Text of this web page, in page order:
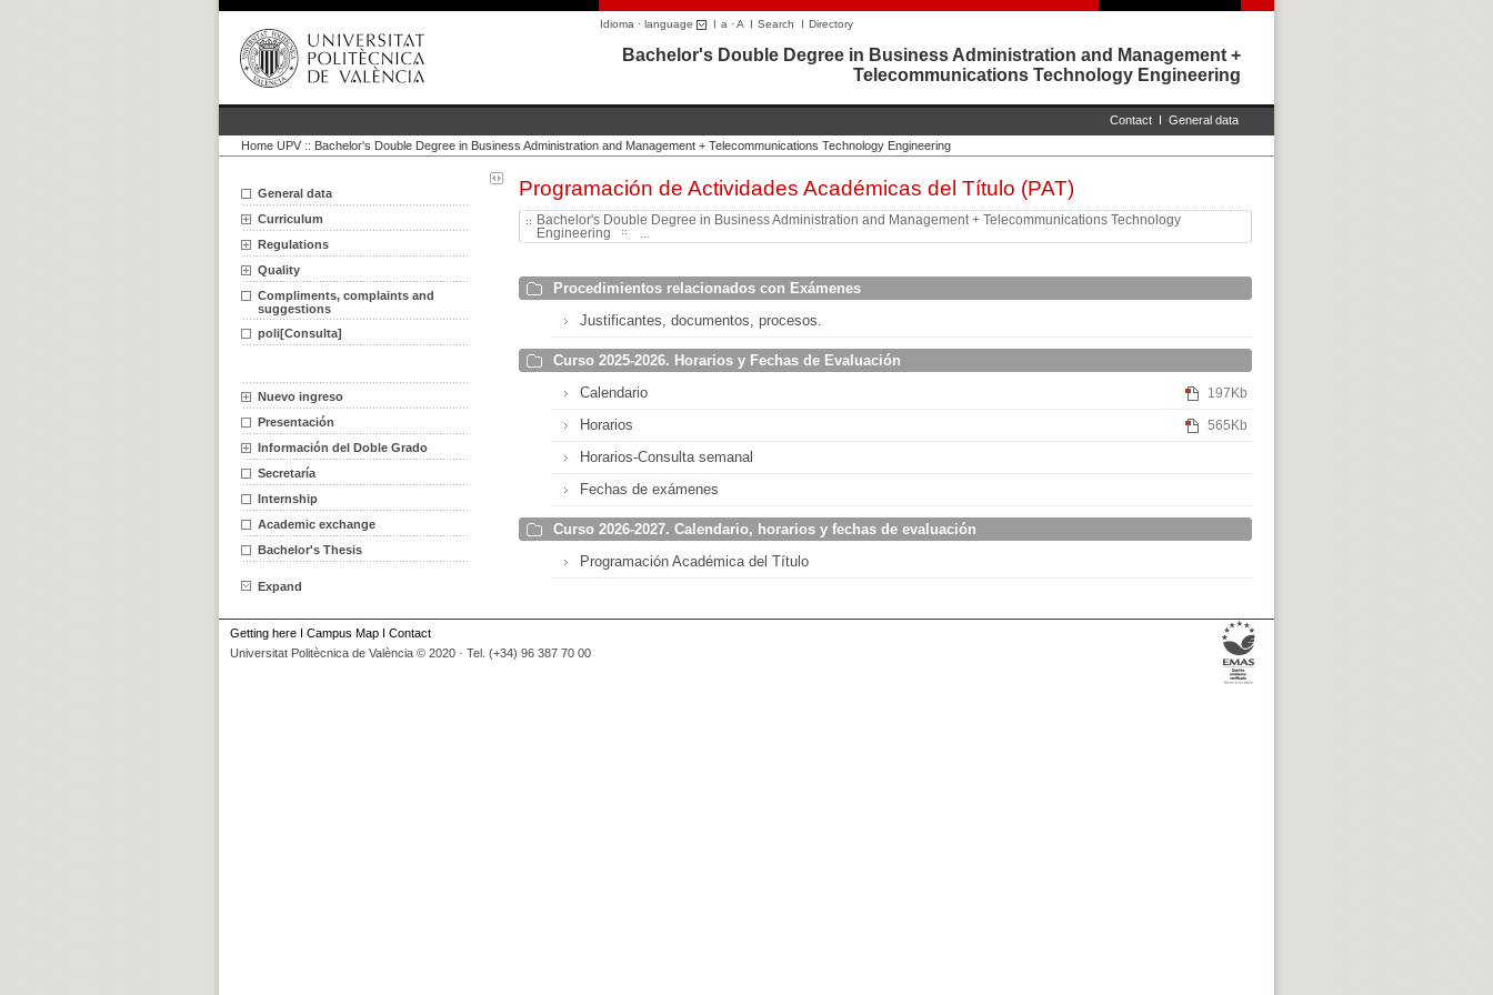
Idioma · language I a ·A I Search I Directory
Bachelor's Double Degree in Business Administration and Management +
Telecommunications Technology Engineering
Contact I General data
Home UPV :: Bachelor's Double Degree in Business Administration and Management + Telecommunications Technology Engineering
General data
Curriculum
Regulations
Quality
Compliments, complaints and
suggestions
poli[Consulta]
Nuevo ingreso
Presentación
Información del Doble Grado
Secretaría
Internship
Academic exchange
Bachelor's Thesis
Expand
Programación de Actividades Académicas del Título (PAT)
Bachelor's Double Degree in Business Administration and Management + Telecommunications Technology
Engineering
Procedimientos relacionados con Exámenes
Justificantes, documentos, procesos.
Curso 2025-2026. Horarios y Fechas de Evaluación
Calendario
197Kb
Horarios 565Kb
Horarios-Consulta semanal
Fechas de exámenes
Curso 2026-2027. Calendario, horarios y fechas de evaluación
Programación Académica del Título
Getting here I Campus Map I Contact
Universitat Politècnica de València © 2020 · Tel. (+34) 96 387 70 00